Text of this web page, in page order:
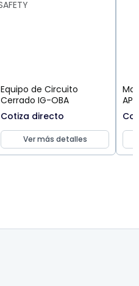
Equipo de Circuito
Cerrado IG-OBA
Cotiza directo
Ver más detalles
AP